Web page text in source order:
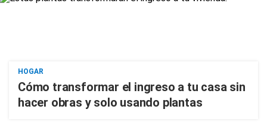
HOGAR
Cómo transformar el ingreso a tu casa sin
hacer obras y solo usando plantas